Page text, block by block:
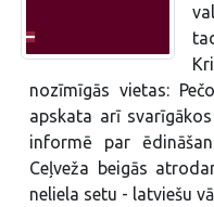
nozīmīgās vietas:
apskata arī
informē par
Ceļveža beigās
neliela setu - latviešu